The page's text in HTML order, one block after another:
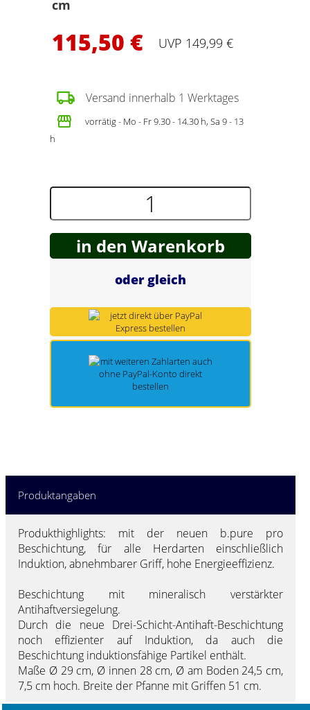
Mehr Marken ...
Spring Töpfe
cm
115,50 € UVP 149,99 €
Versand innerhalb 1 Werktages
vorrätig - Mo - Fr 9.30 - 14.30 h, Sa 9 - 13
h
in den Warenkorb
oder gleich
Produktangaben
Produkthighlights: mit der neuen b.pure pro
Beschichtung, für alle Herdarten einschließlich
Induktion, abnehmbarer Griff, hohe Energieeffizienz.
Beschichtung mit mineralisch verstärkter
Antihaftversiegelung.
Durch die neue Drei-Schicht-Antihaft-Beschichtung
noch effizienter auf Induktion, da auch die
Beschichtung induktionsfähige Partikel enthält.
Maße Ø 29 cm, Ø innen 28 cm, Ø am Boden 24,5 cm,
7,5 cm hoch. Breite der Pfanne mit Griffen 51 cm.